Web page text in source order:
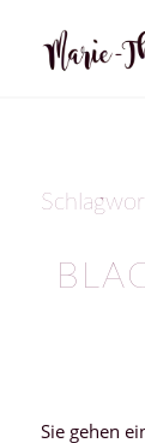
Sie gehen